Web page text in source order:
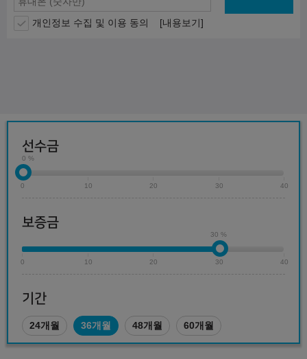
개인정보 수집 및 이용 동의 [내용보기]
선수금
0 %
0 10 20 30 40
보증금
30 %
0 10 20 30 40
기간
24개월 36개월 48개월 60개월